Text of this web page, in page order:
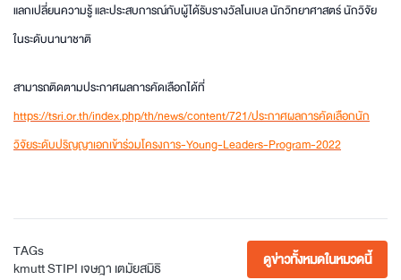
แลกเปลี่ยนความรู้ และประสบการณ์กับผู้ได้รับรางวัลโนเบล นักวิทยาศาสตร์ นักวิจัย
ในระดับนานาชาติ
สามารถติดตามประกาศผลการคัดเลือกได้ที่
https://tsri.or.th/index.php/th/news/content/721/ประกาศผลการคัดเลือกนัก
วิจัยระดับปริญญาเอกเข้าร่วมโครงการ-Young-Leaders-Program-2022
TAGs
kmuttSTIPI เจษฎา เตมัยสมิธิ ดูข่าวทั้งหมดในหมวดนี้